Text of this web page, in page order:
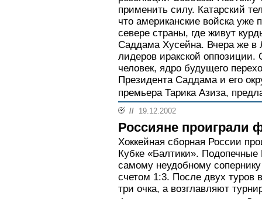
применить силу. Катарский
что американские войска уже
севере страны, где живут
Саддама Хусейна. Вчера же в
лидеров иракской
человек, ядро будущего
Президента Саддама и его
премьера Тарика Азиза,
// 19.12.2002
Россияне проиграли
Хоккейная сборная России
Кубке «Балтики».
самому неудобному
счетом 1:3. После двух туров
три очка, а возглавляют